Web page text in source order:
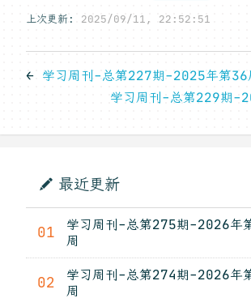
上次更新: 2025/09/11, 22:52:51
← 学习周刊-总第227期-2025年第36
学习周刊-总第229期-
最近更新
01
学习周刊-总第275期-2026年
周
02
学习周刊-总第274期-2026年
周